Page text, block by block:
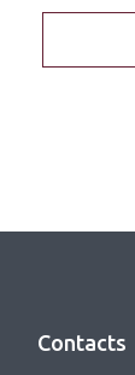
Contacts